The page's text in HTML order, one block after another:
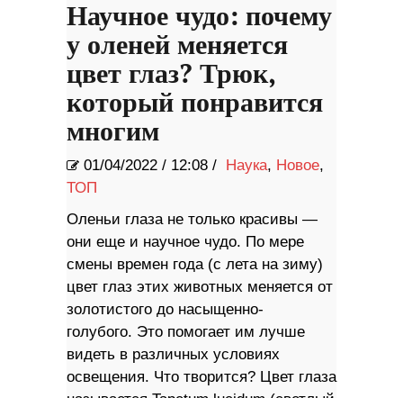
Научное чудо: почему
у оленей меняется
цвет глаз? Трюк,
который понравится
многим
01/04/2022 / 12:08 / Наука, Новое,
ТОП
Оленьи глаза не только красивы —
они еще и научное чудо. По мере
смены времен года (с лета на зиму)
цвет глаз этих животных меняется от
золотистого до насыщенно-
голубого. Это помогает им лучше
видеть в различных условиях
освещения. Что творится? Цвет глаза